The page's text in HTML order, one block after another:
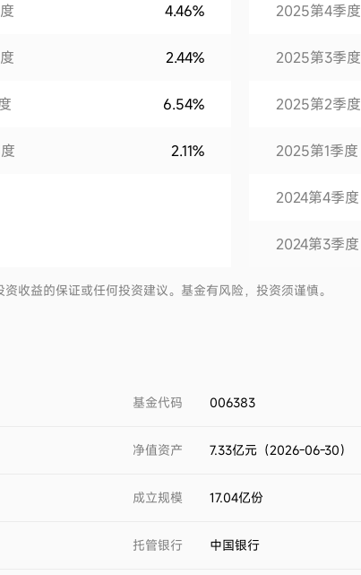
4.46%
2.44%
6.54%
2.11%
2025第4季度
2025第3季度
2025第2季度
2025第1季度
2024第4季度
2024第3季度
2024第2季度
收益的保证或任何投资建议。基金有风险，投资须谨慎。
基金代码 006383
净值资产 7.33亿元（2026-06-30）
成立规模 17.04亿份
托管银行 中国银行